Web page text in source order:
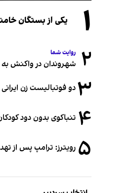
۱ یکی از بستگان
۲ روایت شما
شهروندان در واکنش به
۳دو فوتبالیست زن ایرانی ۵ ماه پس از پناهندگی، شهروند استرالیا شدند
۴ تنباکوی بدون دود
۵ رویترز: ترامپ پس از